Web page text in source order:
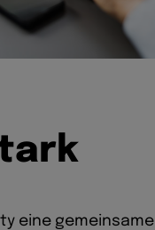
ar k
eine gemeinsame